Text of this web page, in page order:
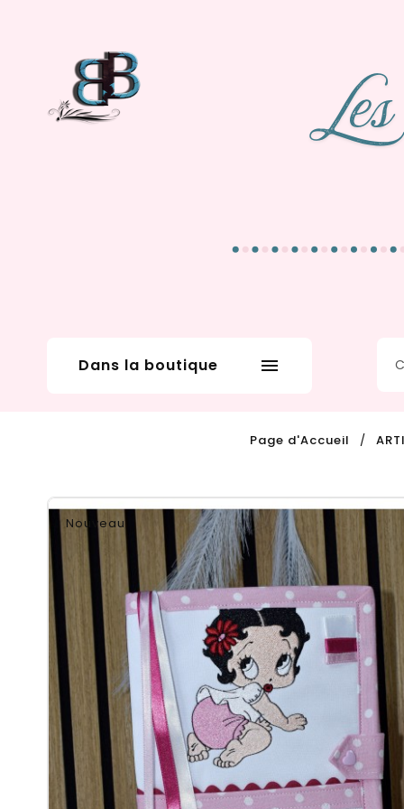
Dans la boutique 
Page d'Accueil
Nouveau